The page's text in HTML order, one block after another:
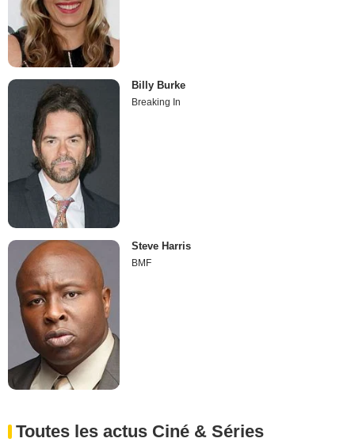
Billy Burke
Breaking In
Steve Harris
BMF
Toutes les actus Ciné & Séries